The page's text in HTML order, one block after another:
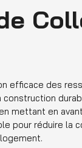
efficace des
mettant en
pour réduire la